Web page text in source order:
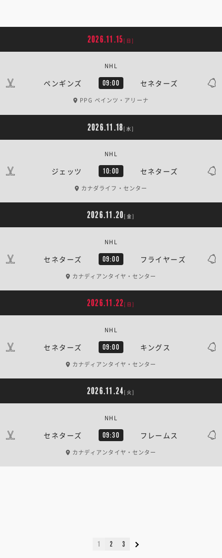
2026.11.15 [日]
ペンギンズ 09:00 セネターズ
NHL
PPG ペインツ・アリーナ
2026.11.18 [水]
ジェッツ 10:00 セネターズ
NHL
カナダライフ・センター
2026.11.20 [金]
セネターズ 09:00 フライヤーズ
NHL
カナディアンタイヤ・センター
2026.11.22 [日]
セネターズ 09:00 キングス
NHL
カナディアンタイヤ・センター
2026.11.24 [火]
セネターズ 09:30 フレームス
NHL
カナディアンタイヤ・センター
1 2 3